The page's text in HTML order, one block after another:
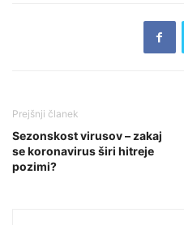
Prejšnji članek
Sezonskost virusov – zakaj
se koronavirus širi hitreje
pozimi?